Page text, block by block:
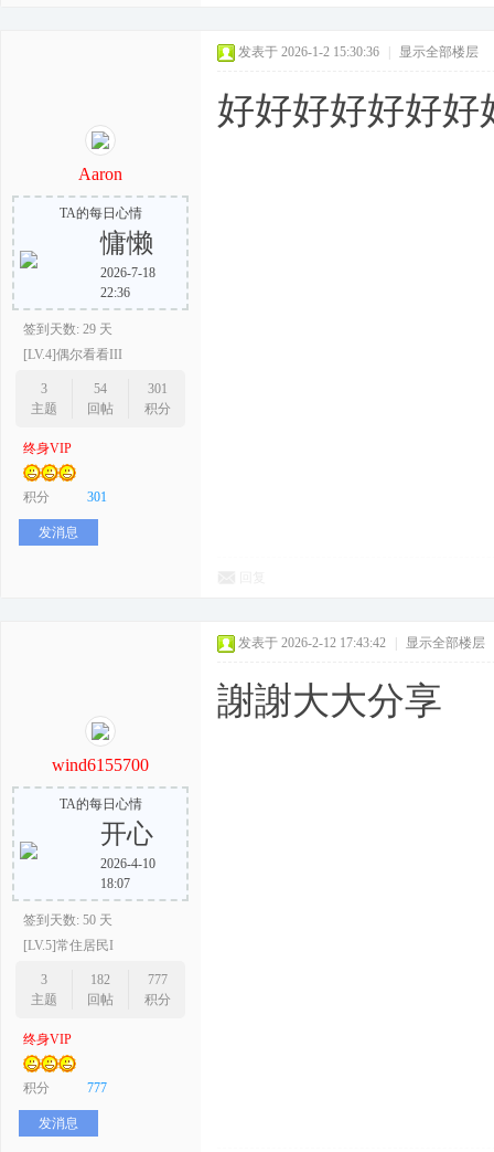
Aaron
TA的每日心情
慵懒
2026-7-18
22:36
签到天数: 29 天
[LV.4]偶尔看看III
3
主题
54
回帖
301
积分
终身VIP
积分 301
发消息
发表于 2026-1-2 15:30:36 显示全部楼层
好好好好好好
wind6155700
TA的每日心情
开心
2026-4-10
18:07
签到天数: 50 天
[LV.5]常住居民I
3
主题
182
回帖
777
积分
终身VIP
积分 777
发消息
发表于 2026-2-12 17:43:42 显示全部楼层
謝謝大大分享